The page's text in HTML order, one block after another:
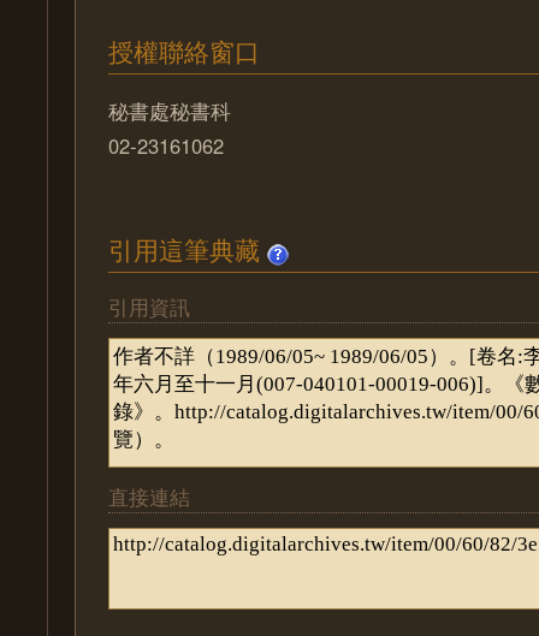
授權聯絡窗口
秘書處秘書科
02-23161062
引用這筆典藏
引用資訊
直接連結